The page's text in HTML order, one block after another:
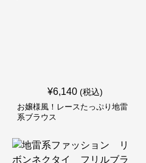
¥6,140 (税込)
お嬢様風！レースたっぷり地雷
系ブラウス